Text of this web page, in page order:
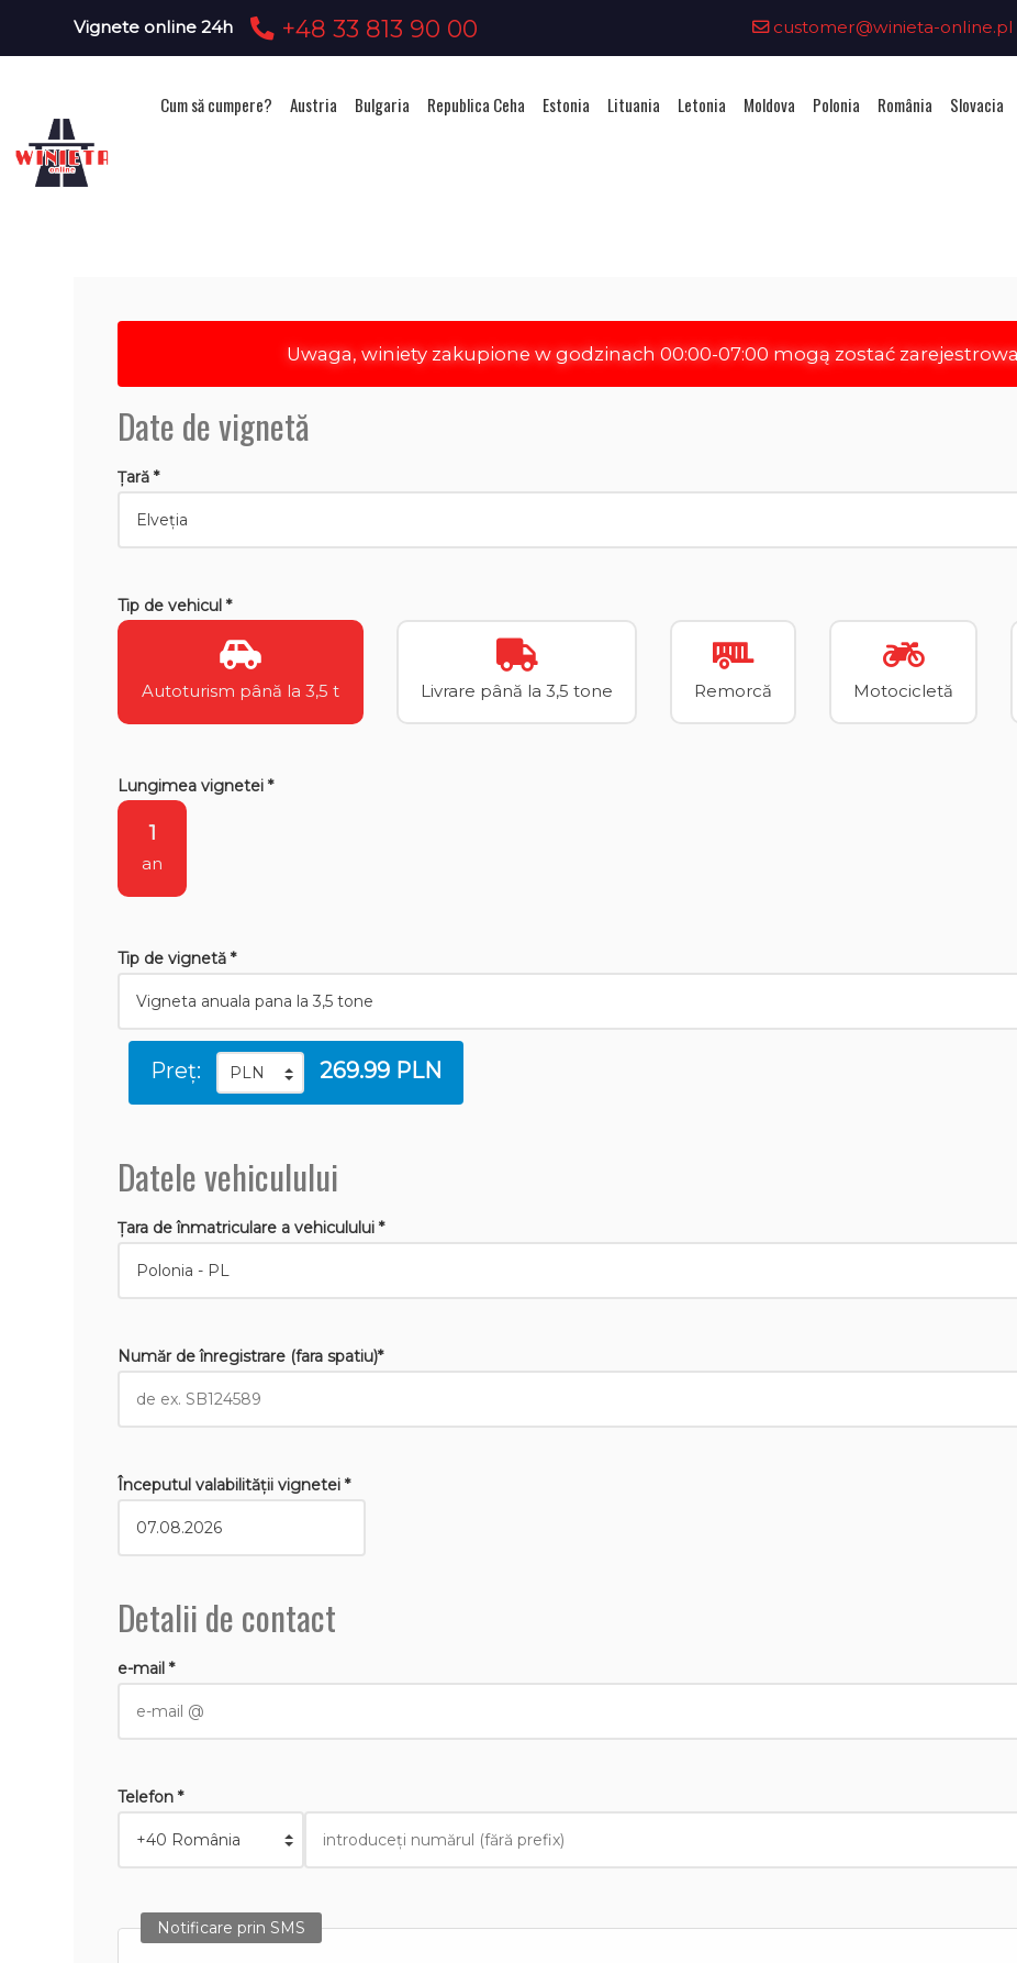
Vignete online 24h +48 33 813 90 00 customer@winieta-online.pl
Cum să cumpere? Austria Bulgaria Republica Ceha Estonia Lituania Letonia Moldova Polonia România Slovacia
Uwaga, winiety zakupione w godzinach 00:00-07:00 mogą zostać
Date de vignetă
Țară *
Tip de vehicul *
Autoturism până la 3,5 t Livrare până la 3,5 tone Remorcă Motocicletă
Lungimea vignetei *
1
an
Tip de vignetă *
Preț: 269.99 PLN
Datele vehiculului
Țara de înmatriculare a vehiculului *
Număr de înregistrare (fara spatiu)*
Începutul valabilităţii vignetei *
Detalii de contact
e-mail *
Telefon *
Notificare prin SMS